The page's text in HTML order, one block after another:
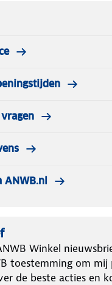
ANWB.nl
Winkel
toestemming om
de beste acties en